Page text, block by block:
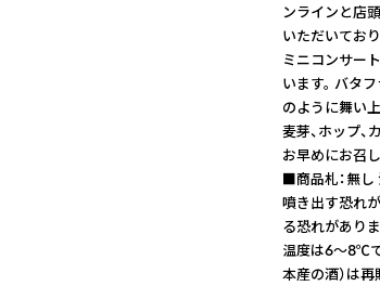
ンラインと店
いただいてお
ミニコンサー
います。 バタ
のように舞い
麦芽、ホップ
お早めにお召
■商品札：無
噴き出す恐れ
る恐れがあり
温度は6〜8℃
本産の酒）は